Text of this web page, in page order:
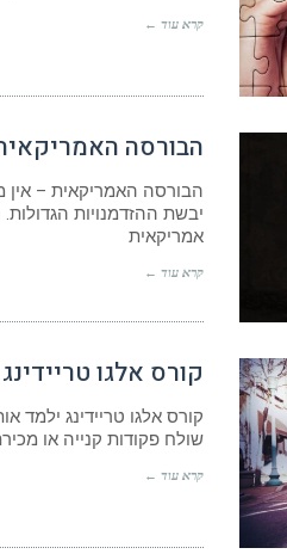
קרא עוד ←
הבורסה
הבורסה האמריקאית –
יבשת ההזדמנויות
אמריקאית
קרא עוד ←
קורס אלגו
קורס אלגו טריידינג
שולח פקודות קנייה או
קרא עוד ←